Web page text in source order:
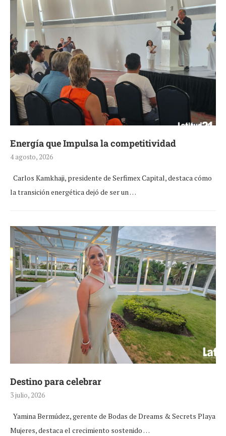
Energía que Impulsa la competitividad
4 agosto, 2026
Carlos Kamkhaji, presidente de Serfimex Capital, destaca cómo
la transición energética dejó de ser un …
Destino para celebrar
3 julio, 2026
Yamina Bermúdez, gerente de Bodas de Dreams & Secrets Playa
Mujeres, destaca el crecimiento sostenido …